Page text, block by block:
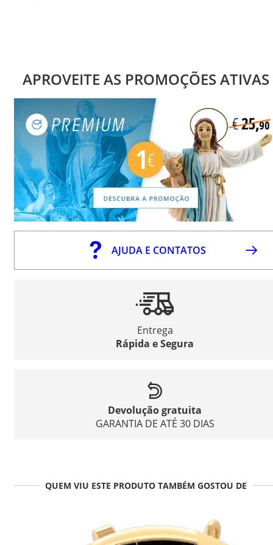
APROVEITE AS PROMOÇÕES ATIVAS
AJUDA E CONTATOS
Entrega
Rápida e Segura
Devolução gratuita
GARANTIA DE ATÉ 30 DIAS
QUEM VIU ESTE PRODUTO TAMBÉM GOSTOU DE